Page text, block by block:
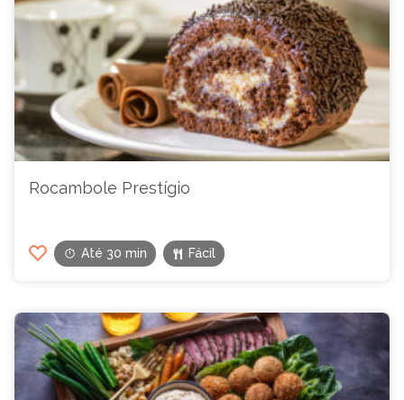
Rocambole Prestígio
Até 30 min Fácil